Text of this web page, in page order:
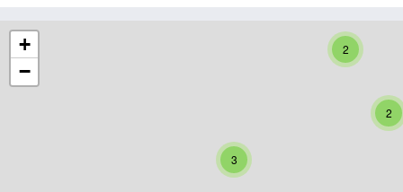
Niederösterreich
2
2
3
+
−